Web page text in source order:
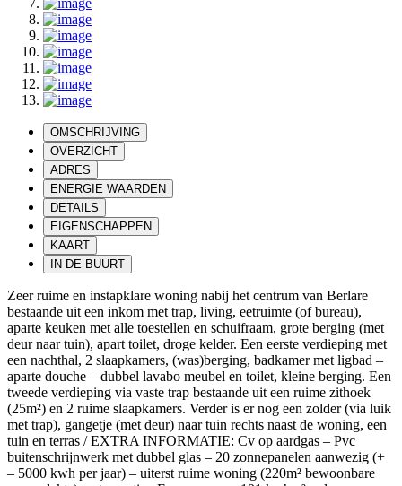
OMSCHRIJVING
OVERZICHT
ADRES
ENERGIE WAARDEN
DETAILS
EIGENSCHAPPEN
KAART
IN DE BUURT
Zeer ruime en instapklare woning nabij het centrum van Berlare
bestaande uit een inkom met trap, living, eetruimte (of bureau),
aparte keuken met alle toestellen en schuifraam, grote berging (met
deur naar tuin), apart toilet, droge kelder. Een eerste verdieping met
een nachthal, 2 slaapkamers, (was)berging, badkamer met ligbad –
aparte douche – dubbel lavabo meubel en toilet, kleine berging. Een
tweede verdieping via vaste trap bestaande uit een ruime zithoek
(25m²) en 2 ruime slaapkamers. Verder is er nog een zolder (via luik
met trap), gangetje (met deur) naar tuin rechts naast de woning, een
tuin en terras / EXTRA INFORMATIE: Cv op aardgas – Pvc
buitenschrijnwerk met dubbel glas – 20 zonnepanelen aanwezig (+
– 5000 kwh per jaar) – uiterst ruime woning (220m² bewoonbare